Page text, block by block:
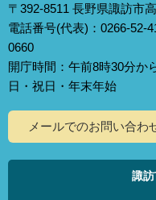
〒392-8511 長野県諏訪市
電話番号(代表)：0266-
0660
開庁時間：午前8時30分か
日・祝日・年末年始
メールでのお問い合わ
諏